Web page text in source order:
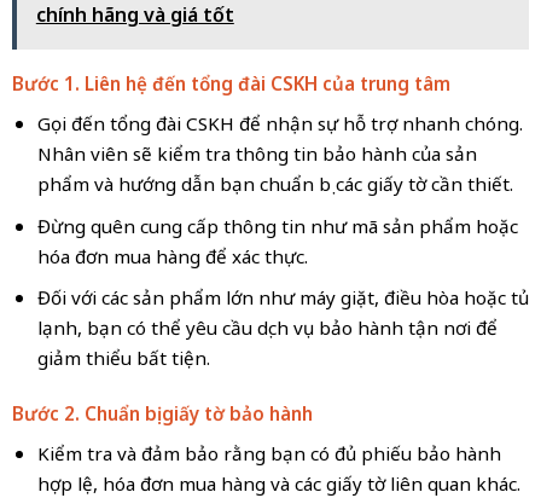
chính hãng và giá tốt
Bước 1. Liên hệ đến tổng đài CSKH của trung tâm
Gọi đến tổng đài CSKH để nhận sự hỗ trợ nhanh chóng.
Nhân viên sẽ kiểm tra thông tin bảo hành của sản
phẩm và hướng dẫn bạn chuẩn bị các giấy tờ cần thiết.
Đừng quên cung cấp thông tin như mã sản phẩm hoặc
hóa đơn mua hàng để xác thực.
Đối với các sản phẩm lớn như máy giặt, điều hòa hoặc tủ
lạnh, bạn có thể yêu cầu dịch vụ bảo hành tận nơi để
giảm thiểu bất tiện.
Bước 2. Chuẩn bị giấy tờ bảo hành
Kiểm tra và đảm bảo rằng bạn có đủ phiếu bảo hành
hợp lệ, hóa đơn mua hàng và các giấy tờ liên quan khác.